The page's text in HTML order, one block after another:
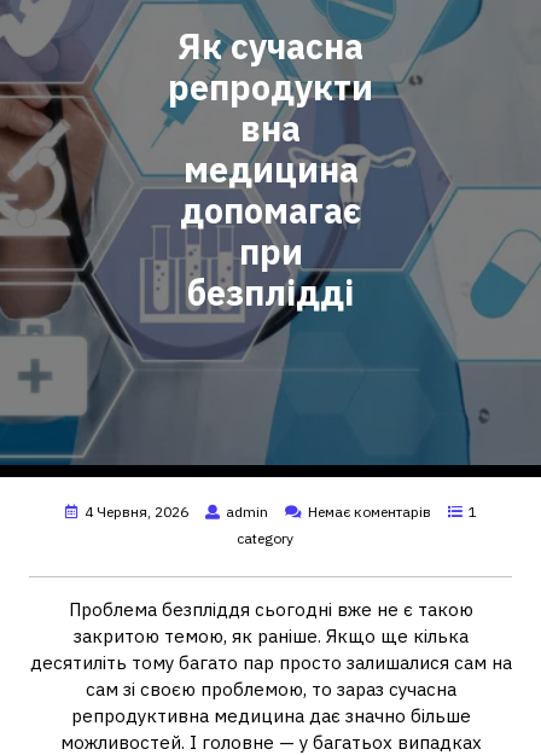
Як сучасна
репродукти
вна
медицина
допомагає
при
безплідді
4 Червня, 2026 admin Немає коментарів
1
category
Проблема безпліддя сьогодні вже не є такою
закритою темою, як раніше. Якщо ще кілька
десятиліть тому багато пар просто залишалися сам на
сам зі своєю проблемою, то зараз сучасна
репродуктивна медицина дає значно більше
можливостей. І головне — у багатьох випадках